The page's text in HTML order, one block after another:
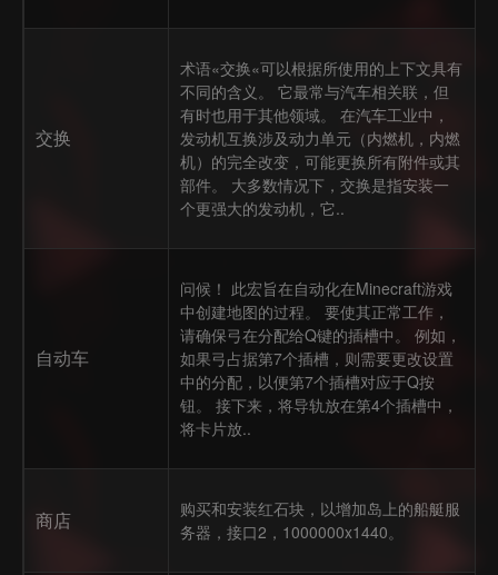
交换
术语«交换«可以根据所使用的上下文具有
不同的含义。 它最常与汽车相关联，但
有时也用于其他领域。 在汽车工业中，
发动机互换涉及动力单元（内燃机，内燃
机）的完全改变，可能更换所有附件或其
部件。 大多数情况下，交换是指安装一
个更强大的发动机，它..
自动车
问候！ 此宏旨在自动化在Minecraft游戏
中创建地图的过程。 要使其正常工作，
请确保弓在分配给Q键的插槽中。 例如，
如果弓占据第7个插槽，则需要更改设置
中的分配，以便第7个插槽对应于Q按
钮。 接下来，将导轨放在第4个插槽中，
将卡片放..
商店
购买和安装红石块，以增加岛上的船艇服
务器，接口2，1000000x1440。